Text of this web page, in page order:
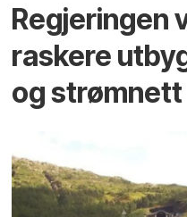
Regjeringen
raskere
og strømnett